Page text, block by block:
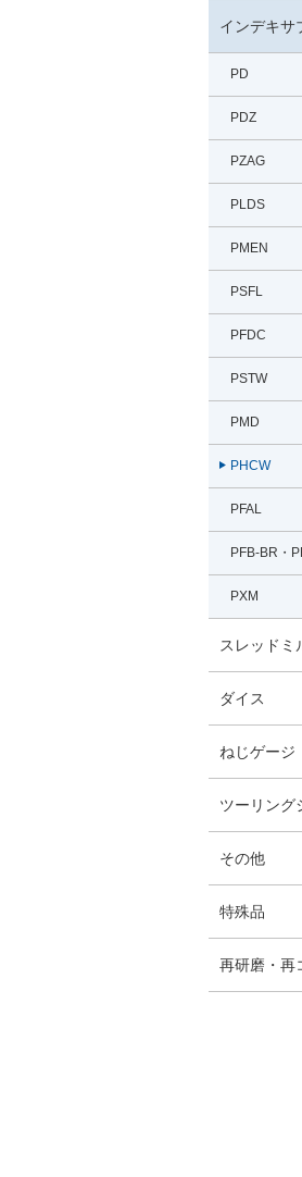
インデキサ
PD
PDZ
PZAG
PLDS
PMEN
PSFL
PFDC
PSTW
PMD
PHCW
PFAL
PFB-BR・
PXM
スレッドミ
ダイス
ねじゲージ
ツーリング
その他
特殊品
再研磨・再